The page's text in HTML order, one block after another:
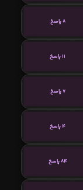
8 پاسخ
11 پاسخ
7 پاسخ
4 پاسخ
84 پاسخ